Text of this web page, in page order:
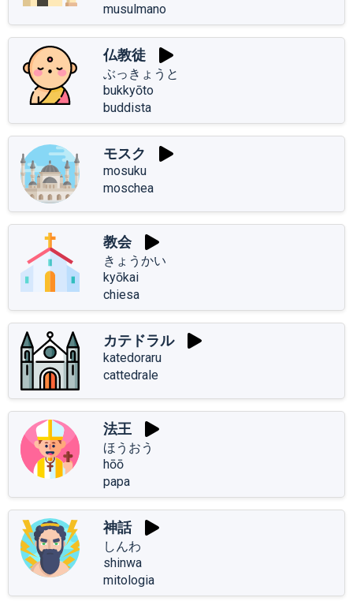
musulmano
仏教徒
ぶっきょうと
bukkyōto
buddista
モスク
mosuku
moschea
教会
きょうかい
kyōkai
chiesa
カテドラル
katedoraru
cattedrale
法王
ほうおう
hōō
papa
神話
しんわ
shinwa
mitologia